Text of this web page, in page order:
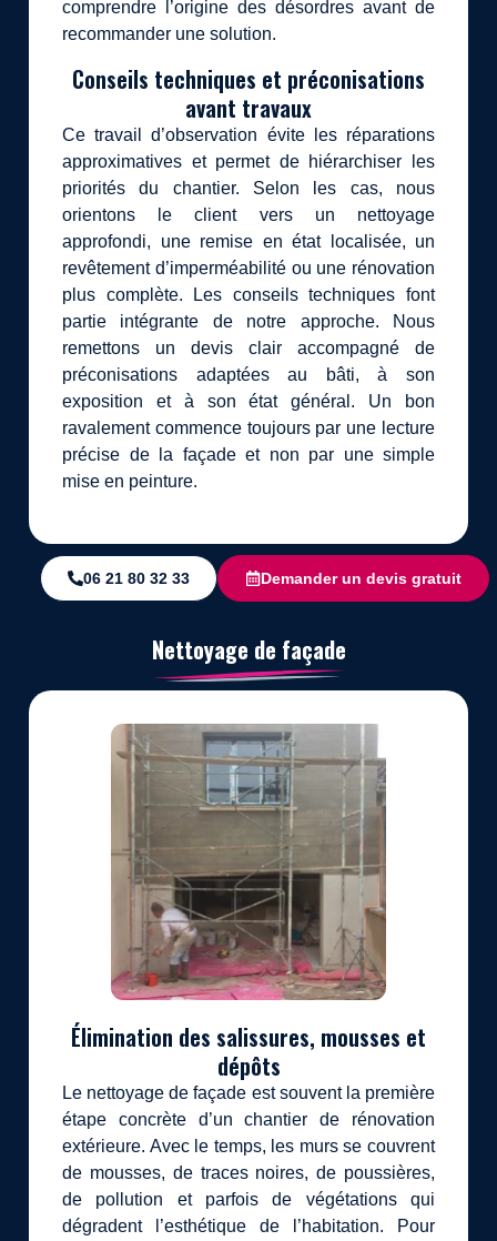
comprendre l’origine des désordres avant de
recommander une solution.
Conseils techniques et préconisations
avant travaux
Ce travail d’observation évite les réparations
approximatives et permet de hiérarchiser les
priorités du chantier. Selon les cas, nous
orientons le client vers un nettoyage
approfondi, une remise en état localisée, un
revêtement d’imperméabilité ou une rénovation
plus complète. Les conseils techniques font
partie intégrante de notre approche. Nous
remettons un devis clair accompagné de
préconisations adaptées au bâti, à son
exposition et à son état général. Un bon
ravalement commence toujours par une lecture
précise de la façade et non par une simple
mise en peinture.
06 21 80 32 33 Demander un devis gratuit
Nettoyage de façade
Élimination des salissures, mousses et
dépôts
Le nettoyage de façade est souvent la première
étape concrète d’un chantier de rénovation
extérieure. Avec le temps, les murs se couvrent
de mousses, de traces noires, de poussières,
de pollution et parfois de végétations qui
dégradent l’esthétique de l’habitation. Pour